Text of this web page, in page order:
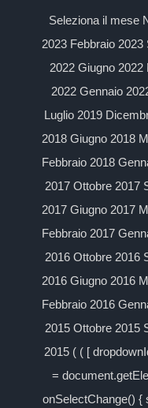
Seleziona il mese
2023 Febbraio
2022 Giugno 2022
2022 Gennaio
Luglio 2019
2018 Giugno 2018
Febbraio 2018
2017 Ottobre 2017
2017 Giugno 2017
Febbraio 2017
2016 Ottobre 2016
2016 Giugno 2016
Febbraio 2016
2015 Ottobre 2015
2015 ( ( [
=
onSelectChange() {